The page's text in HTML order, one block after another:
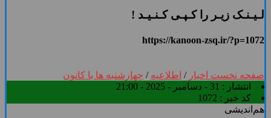
لـیـنـک زیـر را کـپـی کـنـیـد !
https://kanoon-zsq.ir/?p=1072
صفحه نخست اخبار / اطلاعیه / چهارشنبه ها با کانون
انتشار : 31 - دسامبر - 2025 - 21:00
کد خبر : 1072
هم‌اندیشی